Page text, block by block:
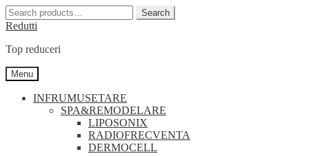
Skip
to
navigation
Skip
to
content
Redutti
Top reduceri
Search
for:
Search
Menu
INFRUMUSETARE
SPA&REMODELARE
LIPOSONIX
RADIOFRECVENTA
DERMOCELL